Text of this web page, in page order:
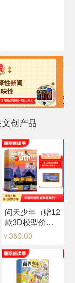
创产品
问天少年（赠12
款3D模型价值
216元，每月随
（1年共12期）
（杂志订阅）
￥ 360.00